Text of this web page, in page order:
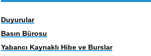
Duyurular
Basın Bürosu
Yabancı Kaynaklı Hibe ve Burslar